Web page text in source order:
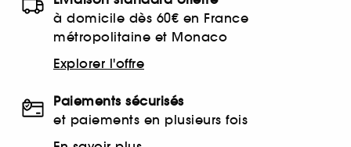
à domicile dès 60€ en France
métropolitaine et Monaco
Explorer l'offre
Paiements sécurisés
et paiements en plusieurs fois